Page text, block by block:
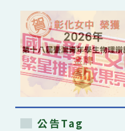
公告Tag